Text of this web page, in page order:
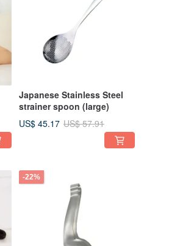
Japanese Stainless Steel
strainer spoon (large)
US$ 45.17 US$ 57.91
-22%